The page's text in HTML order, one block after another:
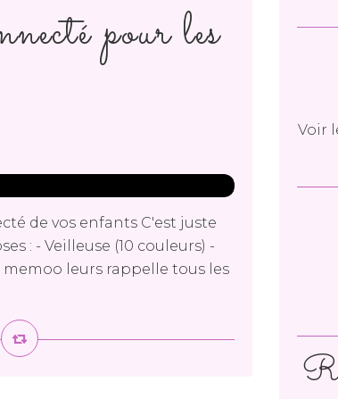
pour les
de vos enfants C'est juste
: - Veilleuse (10 couleurs) -
leurs rappelle tous les
Voir